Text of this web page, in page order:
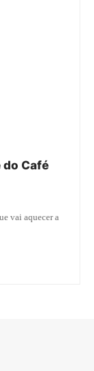
do Café
vai aquecer a